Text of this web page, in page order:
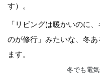
す）。
「リビングは暖かいのに
のが修行」みたいな、冬
ます。
冬でも電